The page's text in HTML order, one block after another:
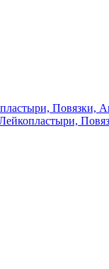
Повязки,